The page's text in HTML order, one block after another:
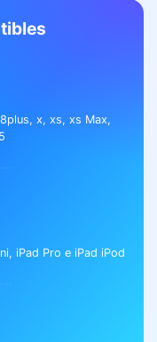
x, xs, xs Max,
iPad Pro e iPad iPod